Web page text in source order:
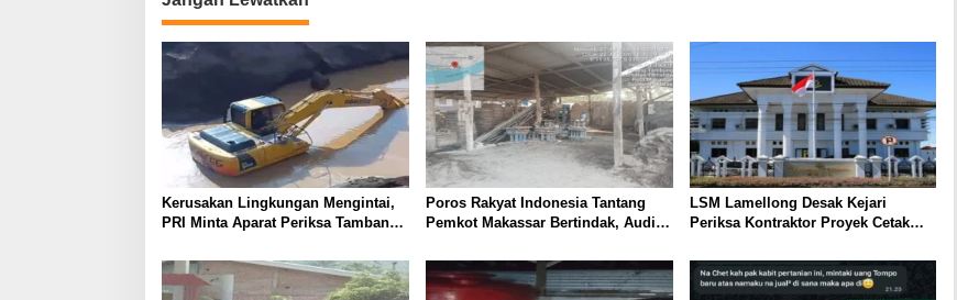
Kerusakan Lingkungan Mengintai,
PRI Minta Aparat Periksa Tambang
Poros Rakyat Indonesia Tantang
Pemkot Makassar Bertindak, Audit
LSM Lamellong Desak Kejari
Periksa Kontraktor Proyek Cetak